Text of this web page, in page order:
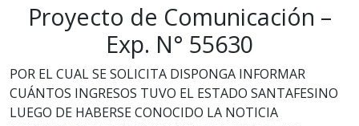
Proyecto de Comunicación –
Exp. N° 55630
POR EL CUAL SE SOLICITA DISPONGA INFORMAR
CUÁNTOS INGRESOS TUVO EL ESTADO SANTAFESINO
LUEGO DE HABERSE CONOCIDO LA NOTICIA